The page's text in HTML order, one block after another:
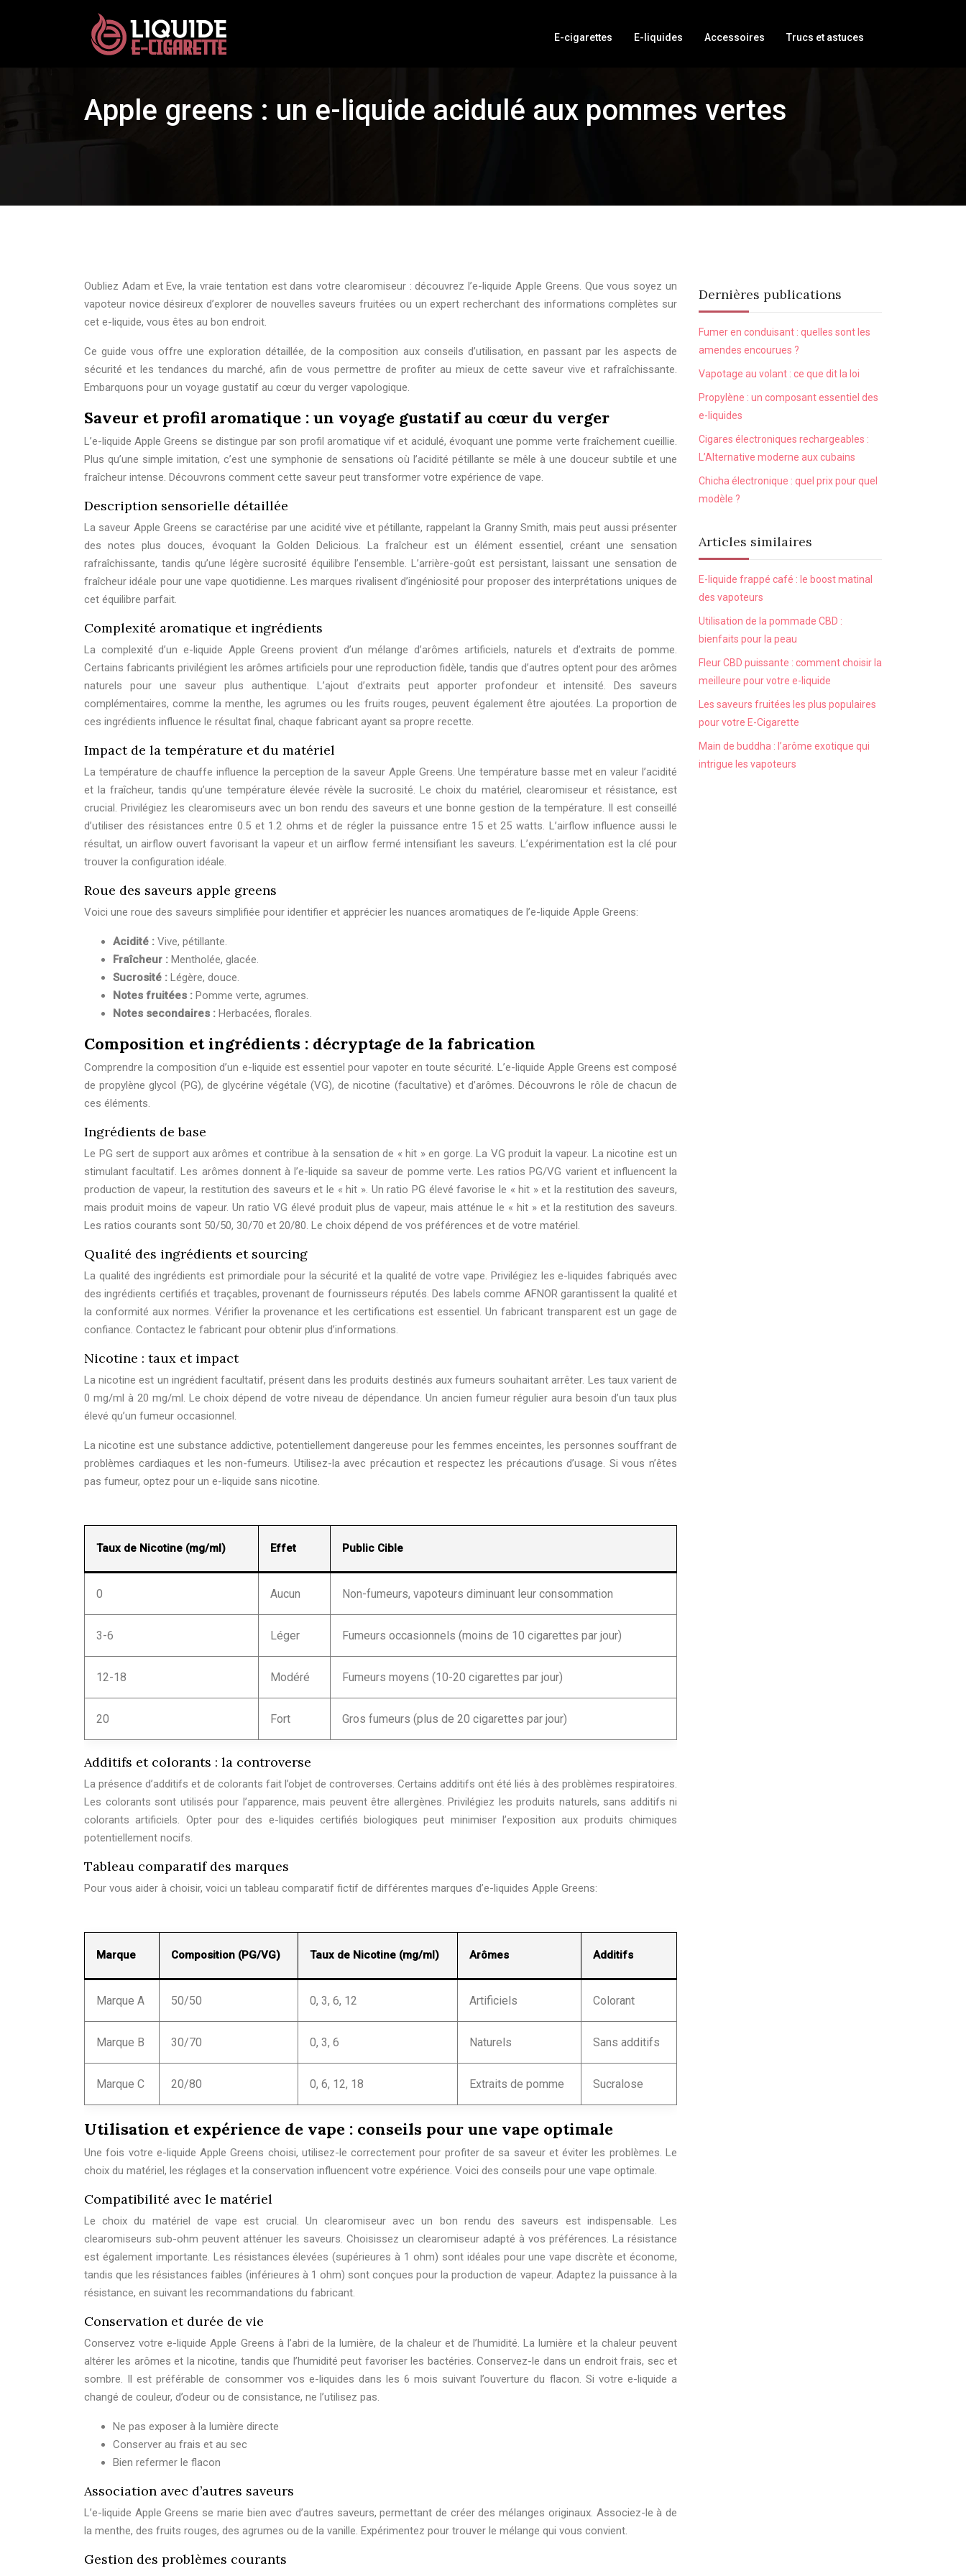
E-cigarettes E-liquides Accessoires Trucs et astuces
Apple greens : un e-liquide acidulé aux pommes vertes
Oubliez Adam et Eve, la vraie tentation est dans votre clearomiseur : découvrez l’e-liquide Apple Greens. Que vous soyez un
vapoteur novice désireux d’explorer de nouvelles saveurs fruitées ou un expert recherchant des informations complètes sur
cet e-liquide, vous êtes au bon endroit.
Ce guide vous offre une exploration détaillée, de la composition aux conseils d’utilisation, en passant par les aspects de
sécurité et les tendances du marché, afin de vous permettre de profiter au mieux de cette saveur vive et rafraîchissante.
Embarquons pour un voyage gustatif au cœur du verger vapologique.
Saveur et profil aromatique : un voyage gustatif au cœur du verger
L’e-liquide Apple Greens se distingue par son profil aromatique vif et acidulé, évoquant une pomme verte fraîchement cueillie.
Plus qu’une simple imitation, c’est une symphonie de sensations où l’acidité pétillante se mêle à une douceur subtile et une
fraîcheur intense. Découvrons comment cette saveur peut transformer votre expérience de vape.
Description sensorielle détaillée
La saveur Apple Greens se caractérise par une acidité vive et pétillante, rappelant la Granny Smith, mais peut aussi présenter
des notes plus douces, évoquant la Golden Delicious. La fraîcheur est un élément essentiel, créant une sensation
rafraîchissante, tandis qu’une légère sucrosité équilibre l’ensemble. L’arrière-goût est persistant, laissant une sensation de
fraîcheur idéale pour une vape quotidienne. Les marques rivalisent d’ingéniosité pour proposer des interprétations uniques de
cet équilibre parfait.
Complexité aromatique et ingrédients
La complexité d’un e-liquide Apple Greens provient d’un mélange d’arômes artificiels, naturels et d’extraits de pomme.
Certains fabricants privilégient les arômes artificiels pour une reproduction fidèle, tandis que d’autres optent pour des arômes
naturels pour une saveur plus authentique. L’ajout d’extraits peut apporter profondeur et intensité. Des saveurs
complémentaires, comme la menthe, les agrumes ou les fruits rouges, peuvent également être ajoutées. La proportion de
ces ingrédients influence le résultat final, chaque fabricant ayant sa propre recette.
Impact de la température et du matériel
La température de chauffe influence la perception de la saveur Apple Greens. Une température basse met en valeur l’acidité
et la fraîcheur, tandis qu’une température élevée révèle la sucrosité. Le choix du matériel, clearomiseur et résistance, est
crucial. Privilégiez les clearomiseurs avec un bon rendu des saveurs et une bonne gestion de la température. Il est conseillé
d’utiliser des résistances entre 0.5 et 1.2 ohms et de régler la puissance entre 15 et 25 watts. L’airflow influence aussi le
résultat, un airflow ouvert favorisant la vapeur et un airflow fermé intensifiant les saveurs. L’expérimentation est la clé pour
trouver la configuration idéale.
Roue des saveurs apple greens
Voici une roue des saveurs simplifiée pour identifier et apprécier les nuances aromatiques de l’e-liquide Apple Greens:
Acidité : Vive, pétillante.
Fraîcheur : Mentholée, glacée.
Sucrosité : Légère, douce.
Notes fruitées : Pomme verte, agrumes.
Notes secondaires : Herbacées, florales.
Composition et ingrédients : décryptage de la fabrication
Comprendre la composition d’un e-liquide est essentiel pour vapoter en toute sécurité. L’e-liquide Apple Greens est composé
de propylène glycol (PG), de glycérine végétale (VG), de nicotine (facultative) et d’arômes. Découvrons le rôle de chacun de
ces éléments.
Ingrédients de base
Le PG sert de support aux arômes et contribue à la sensation de « hit » en gorge. La VG produit la vapeur. La nicotine est un
stimulant facultatif. Les arômes donnent à l’e-liquide sa saveur de pomme verte. Les ratios PG/VG varient et influencent la
production de vapeur, la restitution des saveurs et le « hit ». Un ratio PG élevé favorise le « hit » et la restitution des saveurs,
mais produit moins de vapeur. Un ratio VG élevé produit plus de vapeur, mais atténue le « hit » et la restitution des saveurs.
Les ratios courants sont 50/50, 30/70 et 20/80. Le choix dépend de vos préférences et de votre matériel.
Qualité des ingrédients et sourcing
La qualité des ingrédients est primordiale pour la sécurité et la qualité de votre vape. Privilégiez les e-liquides fabriqués avec
des ingrédients certifiés et traçables, provenant de fournisseurs réputés. Des labels comme AFNOR garantissent la qualité et
la conformité aux normes. Vérifier la provenance et les certifications est essentiel. Un fabricant transparent est un gage de
confiance. Contactez le fabricant pour obtenir plus d’informations.
Nicotine : taux et impact
La nicotine est un ingrédient facultatif, présent dans les produits destinés aux fumeurs souhaitant arrêter. Les taux varient de
0 mg/ml à 20 mg/ml. Le choix dépend de votre niveau de dépendance. Un ancien fumeur régulier aura besoin d’un taux plus
élevé qu’un fumeur occasionnel.
La nicotine est une substance addictive, potentiellement dangereuse pour les femmes enceintes, les personnes souffrant de
problèmes cardiaques et les non-fumeurs. Utilisez-la avec précaution et respectez les précautions d’usage. Si vous n’êtes
pas fumeur, optez pour un e-liquide sans nicotine.
Taux de Nicotine (mg/ml) Effet Public Cible
0 Aucun Non-fumeurs, vapoteurs diminuant leur consommation
3-6 Léger Fumeurs occasionnels (moins de 10 cigarettes par jour)
12-18 Modéré Fumeurs moyens (10-20 cigarettes par jour)
20 Fort Gros fumeurs (plus de 20 cigarettes par jour)
Additifs et colorants : la controverse
La présence d’additifs et de colorants fait l’objet de controverses. Certains additifs ont été liés à des problèmes respiratoires.
Les colorants sont utilisés pour l’apparence, mais peuvent être allergènes. Privilégiez les produits naturels, sans additifs ni
colorants artificiels. Opter pour des e-liquides certifiés biologiques peut minimiser l’exposition aux produits chimiques
potentiellement nocifs.
Tableau comparatif des marques
Pour vous aider à choisir, voici un tableau comparatif fictif de différentes marques d’e-liquides Apple Greens:
Marque Composition (PG/VG) Taux de Nicotine (mg/ml) Arômes Additifs
Marque A 50/50 0, 3, 6, 12 Artificiels Colorant
Marque B 30/70 0, 3, 6 Naturels Sans additifs
Marque C 20/80 0, 6, 12, 18 Extraits de pomme Sucralose
Utilisation et expérience de vape : conseils pour une vape optimale
Une fois votre e-liquide Apple Greens choisi, utilisez-le correctement pour profiter de sa saveur et éviter les problèmes. Le
choix du matériel, les réglages et la conservation influencent votre expérience. Voici des conseils pour une vape optimale.
Compatibilité avec le matériel
Le choix du matériel de vape est crucial. Un clearomiseur avec un bon rendu des saveurs est indispensable. Les
clearomiseurs sub-ohm peuvent atténuer les saveurs. Choisissez un clearomiseur adapté à vos préférences. La résistance
est également importante. Les résistances élevées (supérieures à 1 ohm) sont idéales pour une vape discrète et économe,
tandis que les résistances faibles (inférieures à 1 ohm) sont conçues pour la production de vapeur. Adaptez la puissance à la
résistance, en suivant les recommandations du fabricant.
Conservation et durée de vie
Conservez votre e-liquide Apple Greens à l’abri de la lumière, de la chaleur et de l’humidité. La lumière et la chaleur peuvent
altérer les arômes et la nicotine, tandis que l’humidité peut favoriser les bactéries. Conservez-le dans un endroit frais, sec et
sombre. Il est préférable de consommer vos e-liquides dans les 6 mois suivant l’ouverture du flacon. Si votre e-liquide a
changé de couleur, d’odeur ou de consistance, ne l’utilisez pas.
Ne pas exposer à la lumière directe
Conserver au frais et au sec
Bien refermer le flacon
Association avec d’autres saveurs
L’e-liquide Apple Greens se marie bien avec d’autres saveurs, permettant de créer des mélanges originaux. Associez-le à de
la menthe, des fruits rouges, des agrumes ou de la vanille. Expérimentez pour trouver le mélange qui vous convient.
Gestion des problèmes courants
Dernières publications
Fumer en conduisant : quelles sont les
amendes encourues ?
Vapotage au volant : ce que dit la loi
Propylène : un composant essentiel des
e-liquides
Cigares électroniques rechargeables :
L’Alternative moderne aux cubains
Chicha électronique : quel prix pour quel
modèle ?
Articles similaires
E-liquide frappé café : le boost matinal
des vapoteurs
Utilisation de la pommade CBD :
bienfaits pour la peau
Fleur CBD puissante : comment choisir la
meilleure pour votre e-liquide
Les saveurs fruitées les plus populaires
pour votre E-Cigarette
Main de buddha : l’arôme exotique qui
intrigue les vapoteurs